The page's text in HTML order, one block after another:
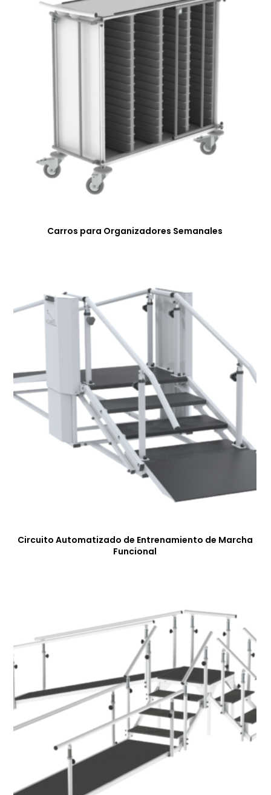
Carros para Organizadores Semanales
Circuito Automatizado de Entrenamiento de Marcha
Funcional